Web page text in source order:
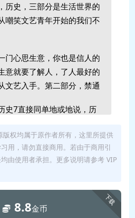
历史，三部分是生活世界的
嘲笑文艺青年开始的我们不
门心思生意，你也是信人的
意就要了解人，了人最好的
文艺入手。第二部分，禁通
史7直接同单地或地说，历
补充，甚至是劳力酸的信息
学来说，有可从历史看人性
活。生活里有很多美，我
也是有生活的。我每天也要
版权均属于原作者所有，这里所提供
用，请勿直接商用。若由于商用引
由使用者承担。更多说明请参考 VIP
下载
8.8金币